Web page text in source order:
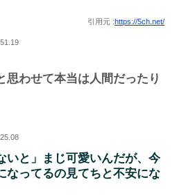
引用元 :https://5ch.net/
思わせて本当は人間だったり
いと」まじ可愛いんだが、今
なってるの見てちと不安にな